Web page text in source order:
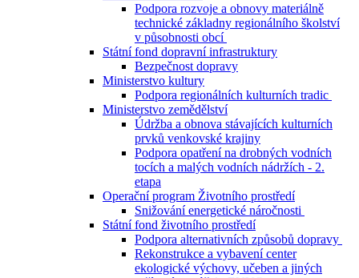
Podpora rozvoje a obnovy materiálně
technické základny regionálního školství
v působnosti obcí
Státní fond dopravní infrastruktury
Bezpečnost dopravy
Ministerstvo kultury
Podpora regionálních kulturních tradic
Ministerstvo zemědělství
Údržba a obnova stávajících kulturních
prvků venkovské krajiny
Podpora opatření na drobných vodních
tocích a malých vodních nádržích - 2.
etapa
Operační program Životního prostředí
Snižování energetické náročnosti
Státní fond životního prostředí
Podpora alternativních způsobů dopravy
Rekonstrukce a vybavení center
ekologické výchovy, učeben a jiných